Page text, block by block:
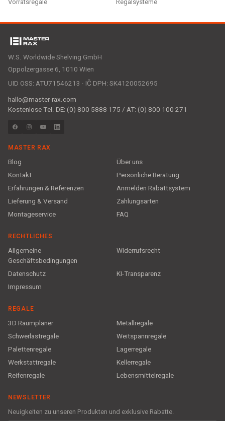
W.S. Worldwide Shelving GmbH
Oppolzergasse 6, 1010 Wien
UID OSS: ATU71546213 · IČ DPH: SK4120052695
hallo@master-rax.com
Kostenlose Tel. DE: (0) 800 5888 175 / AT: (0) 800 100 271
MASTER RAX
Blog
Über uns
Kontakt
Persönliche Beratung
Erfahrungen & Referenzen
Anmelden Rabattsystem
Lieferung & Versand
Zahlungsarten
Montageservice
FAQ
RECHTLICHES
Allgemeine
Geschäftsbedingungen
Widerrufsrecht
Datenschutz
KI-Transparenz
Impressum
REGALE
3D Raumplaner
Metallregale
Schwerlastregale
Weitspannregale
Palettenregale
Lagerregale
Werkstattregale
Kellerregale
Reifenregale
Lebensmittelregale
NEWSLETTER
Neuigkeiten zu unseren Produkten und exklusive Rabatte.